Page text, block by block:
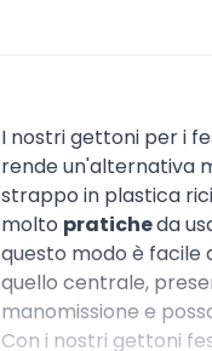
I nostri gettoni per i
rende un'alternativa
strappo in plastica
molto praticheda
questo modo è facile
quello centrale,
manomissione e
Con i nostri gettoni